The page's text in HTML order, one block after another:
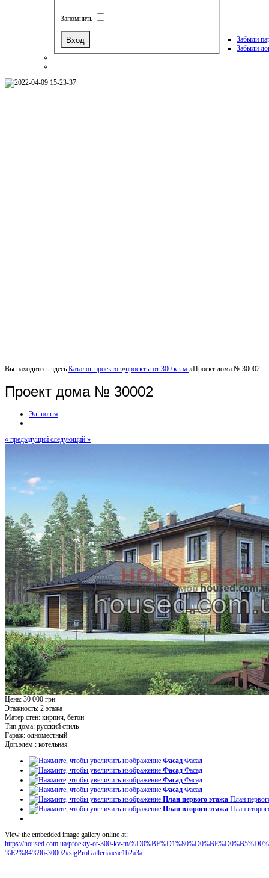
Запомнить
Забыли
Забыли
Вы находитесь здесь:Каталог проектов»проекты от 300 кв.м. »Проект дома № 30002
Проект дома № 30002
Эл. почта
« предыдущий следующий »
Цена: 30 000 грн.
Этажность: 2 этажа
Матер.стен: кирпич, бетон
Тип дома: русский стиль
Гараж: одноместный
Доп.элем.: котельная
Фасад Фасад
Фасад Фасад
Фасад Фасад
Фасад Фасад
План первого этажа План
План второго этажа План
View the embedded image gallery online at:
https://housed.com.ua/proekty-ot-300-kv-m/
%E2%84%96-30002#sigProGalleriaaeac1b2a3a